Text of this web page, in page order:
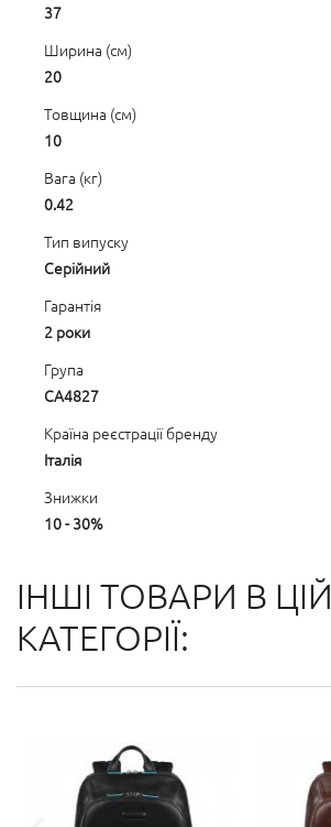
37
Ширина (см)
20
Товщина (см)
10
Вага (кг)
0.42
Тип випуску
Серійний
Гарантія
2 роки
Група
CA4827
Країна реєстрації бренду
Італія
Знижки
10 - 30%
ІНШІ ТОВАРИ В ЦІЙ
КАТЕГОРІЇ: